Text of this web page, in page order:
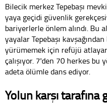
Bilecik merkez Tepebaşı
yaya geçidi güvenlik
bariyerlerle önlem alındı. Bu
yayalar Tepebaşı
yürümemek için refüjü
çalışıyor. 7'den 70 herkes
adeta ölümle dans ediyor.
Yolun karşı